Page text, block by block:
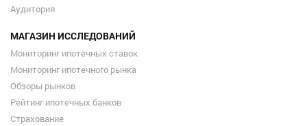
Аудитория
МАГАЗИН ИССЛЕДОВАНИЙ
Мониторинг ипотечных ставок
Мониторинг ипотечного рынка
Обзоры рынков
Рейтинг ипотечных банков
Страхование